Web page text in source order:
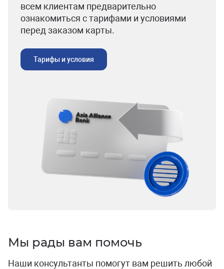
всем клиентам предварительно
ознакомиться с тарифами и условиями
перед заказом карты.
Тарифы и условия
Мы рады вам помочь
Наши консультанты помогут вам решить любой